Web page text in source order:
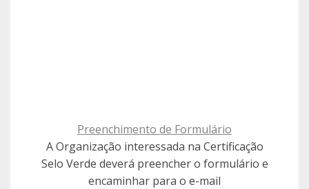
Preenchimento de Formulário
A Organização interessada na Certificação
Selo Verde deverá preencher o formulário e
encaminhar para o e-mail